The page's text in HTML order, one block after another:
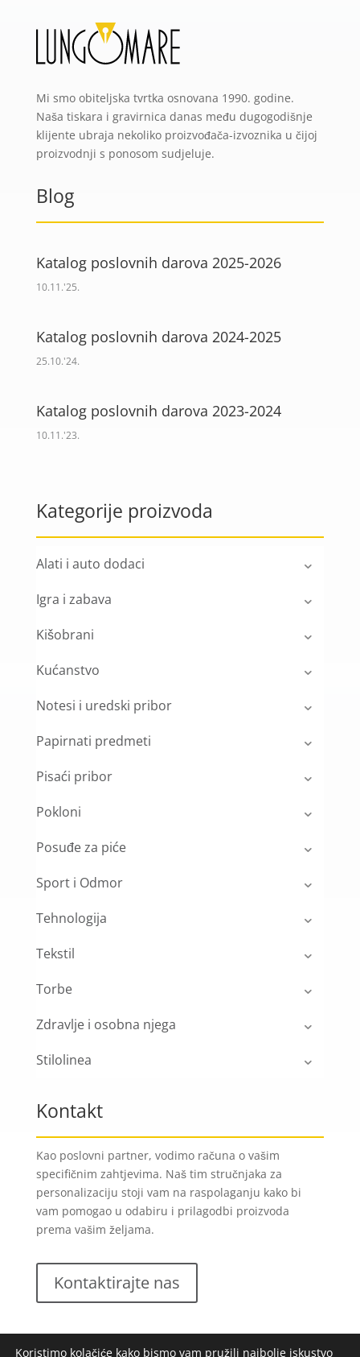
Mi smo obiteljska tvrtka osnovana 1990. godine.
Naša tiskara i gravirnica danas među dugogodišnje
klijente ubraja nekoliko proizvođača-izvoznika u čijoj
proizvodnji s ponosom sudjeluje.
Blog
Katalog poslovnih darova 2025-2026
10.11.'25.
Katalog poslovnih darova 2024-2025
25.10.'24.
Katalog poslovnih darova 2023-2024
10.11.'23.
Kategorije proizvoda
Alati i auto dodaci
Igra i zabava
Kišobrani
Kućanstvo
Notesi i uredski pribor
Papirnati predmeti
Pisaći pribor
Pokloni
Posuđe za piće
Sport i Odmor
Tehnologija
Tekstil
Torbe
Zdravlje i osobna njega
Stilolinea
Kontakt
Kao poslovni partner, vodimo računa o vašim
specifičnim zahtjevima. Naš tim stručnjaka za
personalizaciju stoji vam na raspolaganju kako bi
vam pomogao u odabiru i prilagodbi proizvoda
prema vašim željama.
Kontaktirajte nas
Koristimo kolačiće kako bismo vam pružili najbolje iskustvo